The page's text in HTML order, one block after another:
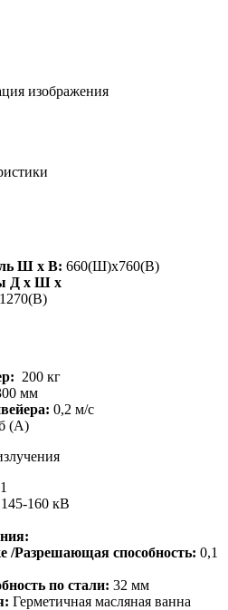
изображения
Ш х В: 660(Ш)х760(В)
Д х Ш х
200 кг
мм
0,2 м/с
(А)
1
145-160 кВ
/Разрешающая способность: 0,1
по стали: 32 мм
Герметичная масляная ванна